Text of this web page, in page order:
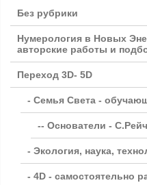
Без рубрики
Нумерология в Новых
авторские работы и
Переход 3D- 5D
- Семья Света -
-- Основатели -
- Экология, наука,
- 4D - самостоятельно